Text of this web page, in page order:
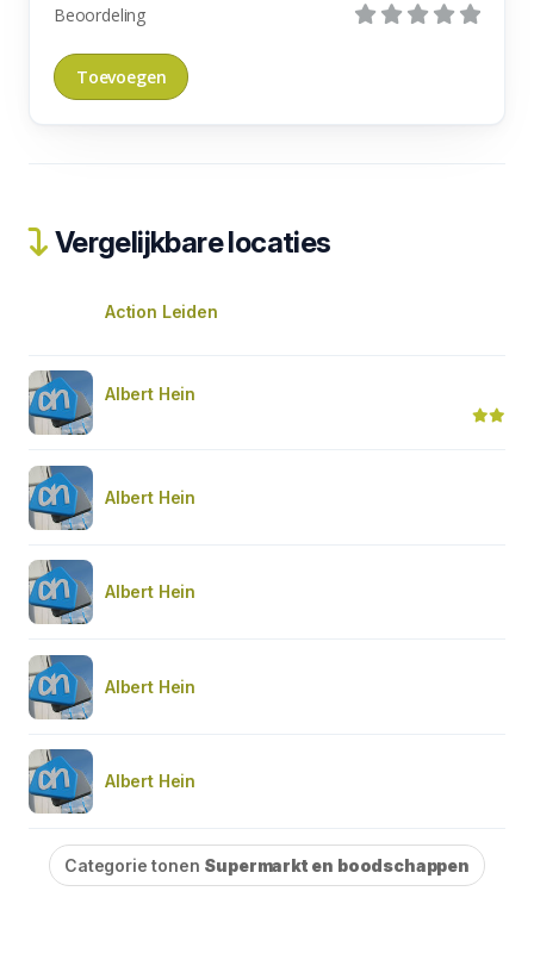
Beoordeling
Vergelijkbare locaties
Action Leiden
Albert Hein
Albert Hein
Albert Hein
Albert Hein
Albert Hein
Categorie tonen Supermarkt en boodschappen